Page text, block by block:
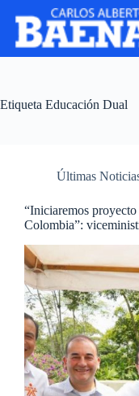
Etiqueta Educación Dual
Últimas
“Iniciaremos
Colombia”: